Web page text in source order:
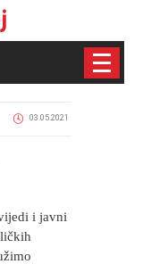
03.05.2021
i javni